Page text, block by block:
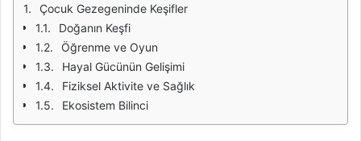
Çocuk Gezegeninde Keşifler
Doğanın Keşfi
Öğrenme ve Oyun
Hayal Gücünün Gelişimi
Fiziksel Aktivite ve Sağlık
Ekosistem Bilinci